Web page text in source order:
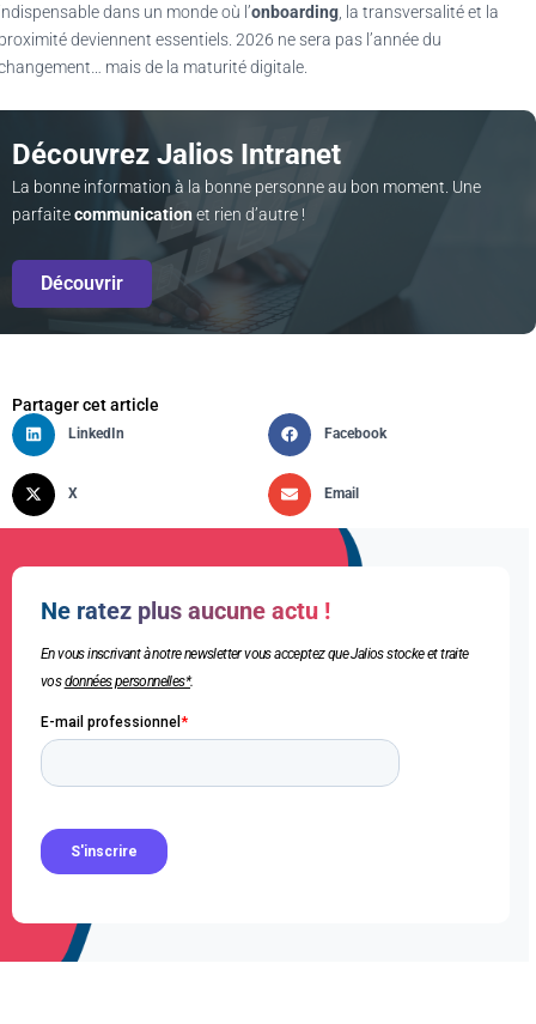
dans un monde où l’onboarding , la transversalité et la
deviennent essentiels. 2026 ne sera pas l’année du
mais de la maturité digitale.
Découvrez Jalios Intranet
La bonne information à la bonne personne au bon moment. Une
parfaitecommunication et rien d’autre !
Découvrir
Partager cet article
LinkedIn Facebook
X Email
Ne ratez plus aucune actu !
En vous inscrivant à notre newsletter vous acceptez que Jalios stocke et traite
vosdonnées personnelles*.